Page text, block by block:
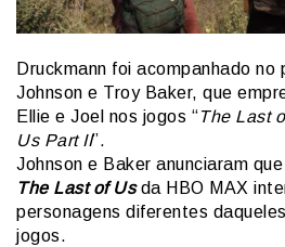
Druckmann foi acompanhado no
Johnson e Troy Baker, que
Ellie e Joel nos jogos “The Last
Us Part II”.
Johnson e Baker anunciaram
The Last of Usda HBO MAX
personagens diferentes
jogos.